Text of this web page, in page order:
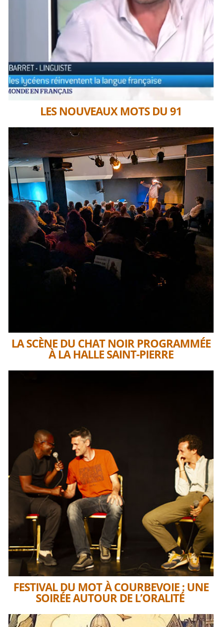
LES NOUVEAUX MOTS DU 91
LA SCÈNE DU CHAT NOIR PROGRAMMÉE
À LA HALLE SAINT-PIERRE
FESTIVAL DU MOT À COURBEVOIE : UNE
SOIRÉE AUTOUR DE L’ORALITÉ